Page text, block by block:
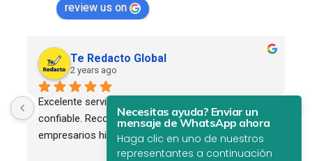
review us on
Te Redacto Global
2 years ago
Excelente servicio. Profesional, eficiente y
confiable. Recomendado para todos los
empresarios hispanos.
Necesitas ayuda? Enviar un
mensaje de WhatsApp ahora
Haga clic en uno de nuestros
representantes a continuación